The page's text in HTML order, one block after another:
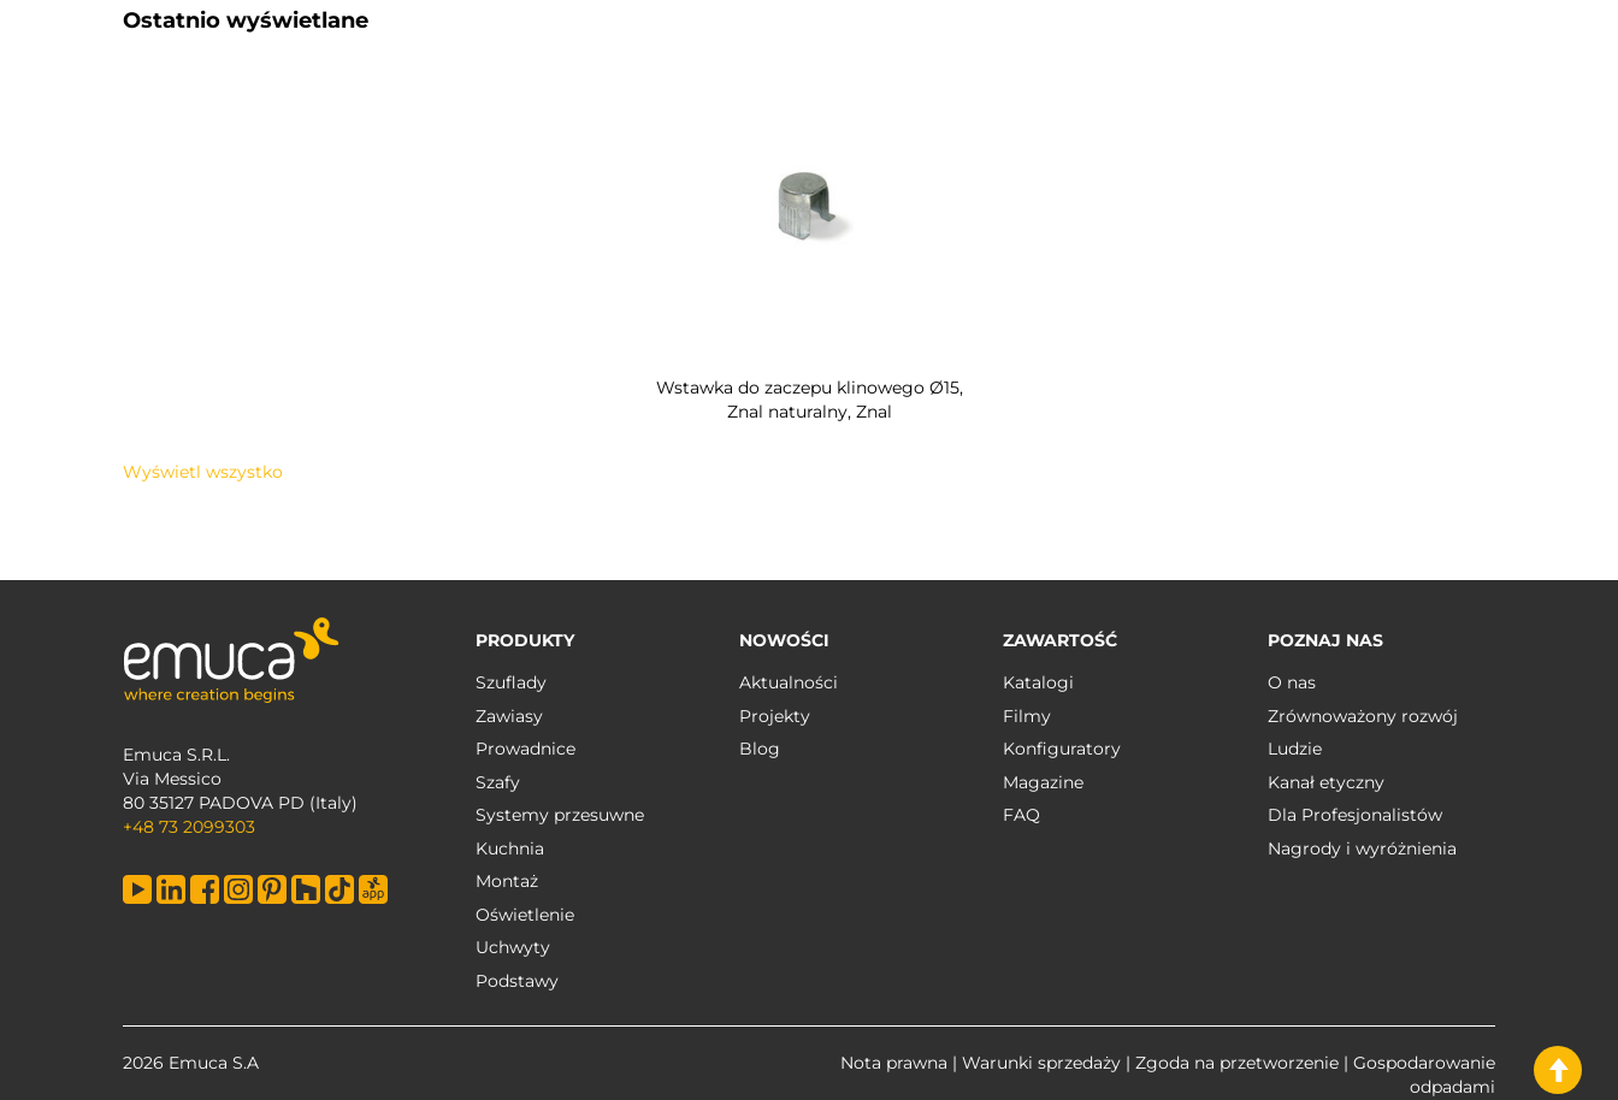
Ostatnio wyświetlane​
Wstawka do zaczepu klinowego Ø15,
Znal naturalny, Znal
Wyświetl wszystko
Emuca S.R.L.
Via Messico
80 35127 PADOVA PD (Italy)
+48 73 2099303
PRODUKTY
Szuflady
Zawiasy
Prowadnice
Szafy
Systemy przesuwne
Kuchnia
Montaż
Oświetlenie
Uchwyty
Podstawy
NOWOŚCI
Aktualności
Projekty
Blog
ZAWARTOŚĆ
Katalogi
Filmy
Konfiguratory
Magazine
FAQ
POZNAJ NAS
O nas
Zrównoważony rozwój
Ludzie
Kanał etyczny
Dla Profesjonalistów
Nagrody i wyróżnienia
2026 Emuca S.A Nota prawna | Warunki sprzedaży | Zgoda na przetworzenie | Gospodarowanie
odpadami